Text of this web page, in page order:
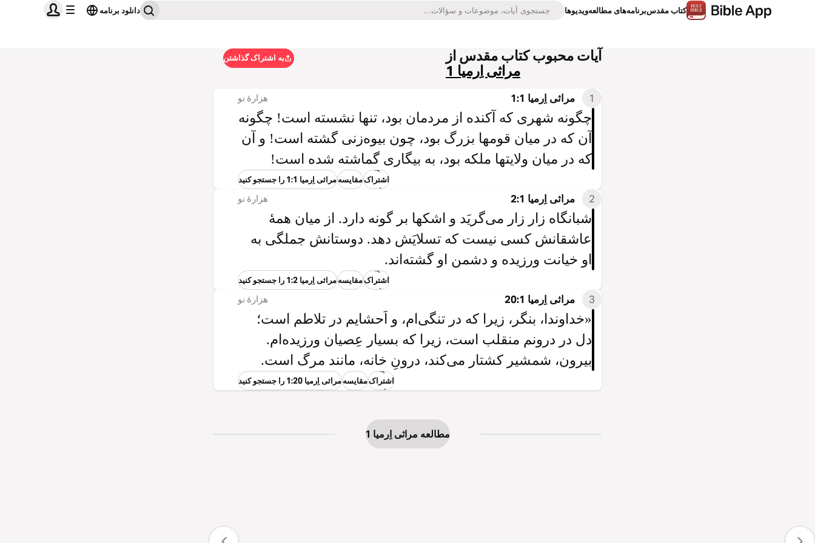
كتاب‌ مقدسبرنامه‌های مطالعهویدیوها دانلود برنامه
آیات محبوب کتاب مقدس از
مراثی اِرمیا 1
به اشتراک گذاشتن
1 مراثی اِرمیا 1:1 هزارۀ نو
چگونه شهری که آکنده از مردمان بود، تنها نشسته است! چگونه
آن که در میان قومها بزرگ بود، چون بیوه‌زنی گشته است! و آن
که در میان ولایتها ملکه بود، به بیگاری گماشته شده است!
به
اشتراک
گذاشتن
مقایسهمراثی اِرمیا 1:1 را جستجو کنید
2 مراثی اِرمیا 2:1 هزارۀ نو
شبانگاه زار زار می‌گریَد و اشکها بر گونه دارد. از میان همۀ
عاشقانش کسی نیست که تسلایَش دهد. دوستانش جملگی به
او خیانت ورزیده‌ و دشمن او گشته‌اند.
به
اشتراک
گذاشتن
مقایسهمراثی اِرمیا 1:2 را جستجو کنید
3 مراثی اِرمیا 20:1 هزارۀ نو
«خداوندا، بنگر، زیرا که در تنگی‌ام، و اَحشایم در تلاطم است؛
دل در درونم منقلب است، زیرا که بسیار عِصیان ورزیده‌ام.
بیرون، شمشیر کشتار می‌کند، درونِ خانه، مانند مرگ است.
به
اشتراک
گذاشتن
مقایسهمراثی اِرمیا 1:20 را جستجو کنید
مطالعه مراثی اِرمیا 1